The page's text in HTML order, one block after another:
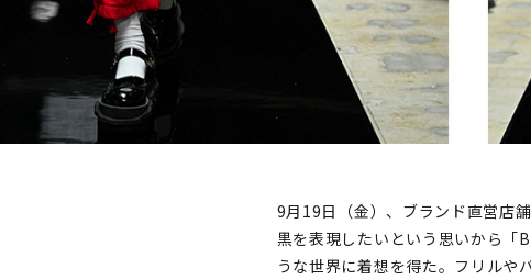
9月19日（金）、ブランド直営店
黒を表現したいという思いから「
うな世界に着想を得た。フリルや